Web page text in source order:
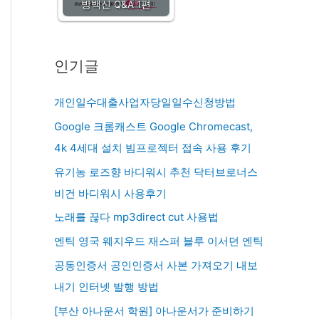
방백신 Q&A 1편
인기글
개인일수대출사업자당일일수신청방법
Google 크롬캐스트 Google Chromecast,
4k 4세대 설치 빔프로젝터 접속 사용 후기
유기농 로즈향 바디워시 추천 닥터브로너스
비건 바디워시 사용후기
노래를 끊다 mp3direct cut 사용법
엔틱 영국 웨지우드 재스퍼 블루 이서던 엔틱
공동인증서 공인인증서 사본 가져오기 내보
내기 인터넷 발행 방법
[부산 아나운서 학원] 아나운서가 준비하기